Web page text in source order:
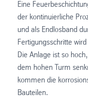
Eine
der kontinuierliche
und als Endlosband
Fertigungsschritte
Die Anlage ist so
dem hohen Turm
kommen die
Bauteilen.